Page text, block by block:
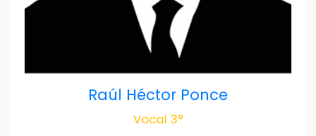
Raúl Héctor Ponce
Vocal 3°